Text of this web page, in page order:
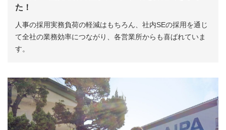
た！
人事の採用実務負荷の軽減はもちろん、社内SEの採用を通じ
て全社の業務効率につながり、各営業所からも喜ばれていま
す。